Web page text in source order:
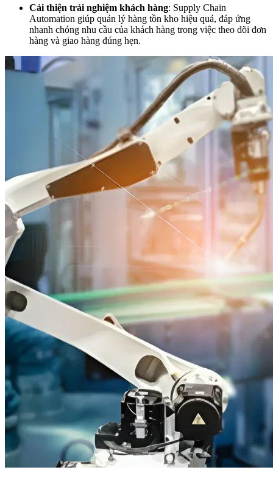
Cải thiện trải nghiệm khách hàng: Supply Chain
Automation giúp quản lý hàng tồn kho hiệu quả, đáp ứng
nhanh chóng nhu cầu của khách hàng trong việc theo dõi đơn
hàng và giao hàng đúng hẹn.